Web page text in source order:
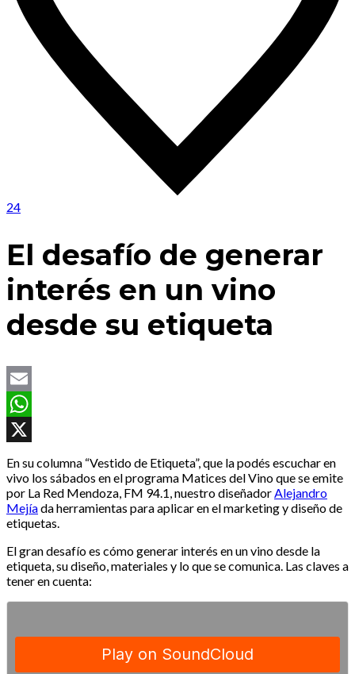
24
El desafío de generar
interés en un vino
desde su etiqueta
Email
WhatsApp
En su columna “Vestido de Etiqueta”, que la podés escuchar en
vivo los sábados en el programa Matices del Vino que se emite
por La Red Mendoza, FM 94.1, nuestro diseñadorAlejandro
Mejíada herramientas para aplicar en el marketing y diseño de
etiquetas.
El gran desafío es cómo generar interés en un vino desde la
etiqueta, su diseño, materiales y lo que se comunica. Las claves a
tener en cuenta: